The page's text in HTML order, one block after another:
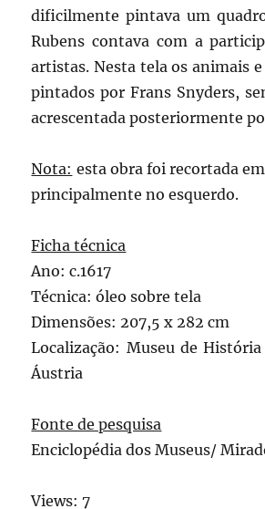
dificilmente pintava um
Rubens contava com a
artistas. Nesta tela os animais
pintados por Frans Snyders,
acrescentada posteriormente
Nota: esta obra foi recortada
principalmente no esquerdo.
Ficha técnica
Ano: c.1617
Técnica: óleo sobre tela
Dimensões: 207,5 x 282 cm
Localização: Museu de
Áustria
Fonte de pesquisa
Enciclopédia dos Museus/
Views: 7